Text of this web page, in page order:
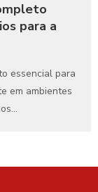
para a
essencial para
em ambientes